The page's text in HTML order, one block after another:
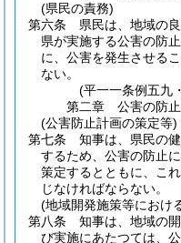
(県民の責務)
第六条
県民は、地域の
県が実施する公害の防
に、公害を発生させる
ない。
(平一一条例五九
第二章
公害の防
(公害防止計画の策定等)
第七条
知事は、県民の
するため、公害の防止
策定するとともに、こ
じなければならない。
(地域開発施策等におけ
第八条
知事は、地域の
び実施にあたつては、